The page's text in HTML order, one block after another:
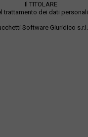
Il TITOLARE
trattamento dei dati personali
Software Giuridico s.r.l.